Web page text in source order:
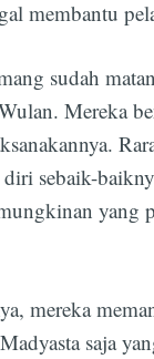
membantu
sudah
Mereka
sebaik-
yang
mereka
saja